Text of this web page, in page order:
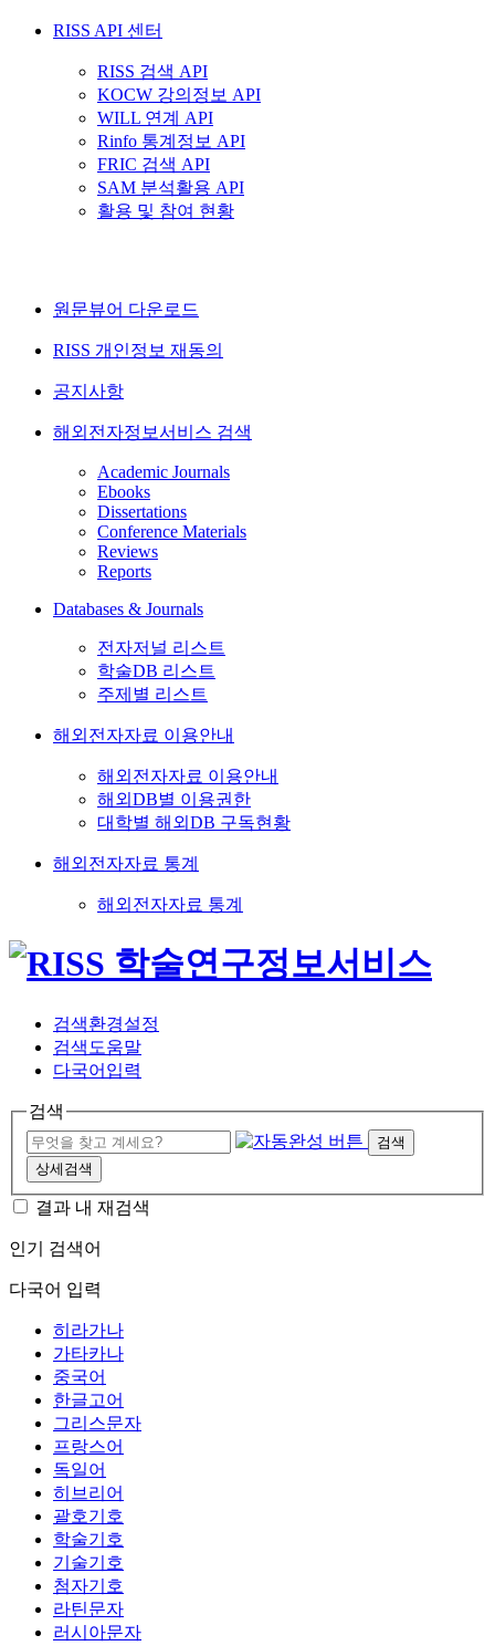
RISS API 센터
RISS 검색 API
KOCW 강의정보 API
WILL 연계 API
Rinfo 통계정보 API
FRIC 검색 API
SAM 분석활용 API
활용 및 참여 현황
원문뷰어 다운로드
RISS 개인정보 재동의
공지사항
해외전자정보서비스 검색
Academic Journals
Ebooks
Dissertations
Conference Materials
Reviews
Reports
Databases & Journals
전자저널 리스트
학술DB 리스트
주제별 리스트
해외전자자료 이용안내
해외전자자료 이용안내
해외DB별 이용권한
대학별 해외DB 구독현황
해외전자자료 통계
해외전자자료 통계
검색환경설정
검색도움말
다국어입력
검색
검색
상세검색
결과 내 재검색
인기 검색어
다국어 입력
히라가나
가타카나
중국어
한글고어
그리스문자
프랑스어
독일어
히브리어
괄호기호
학술기호
기술기호
첨자기호
라틴문자
러시아문자